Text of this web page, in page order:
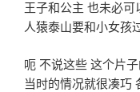
王子和公主 也未必可
人猿泰山要和小女孩
呃 不说这些 这个片
当时的情况就很凑巧